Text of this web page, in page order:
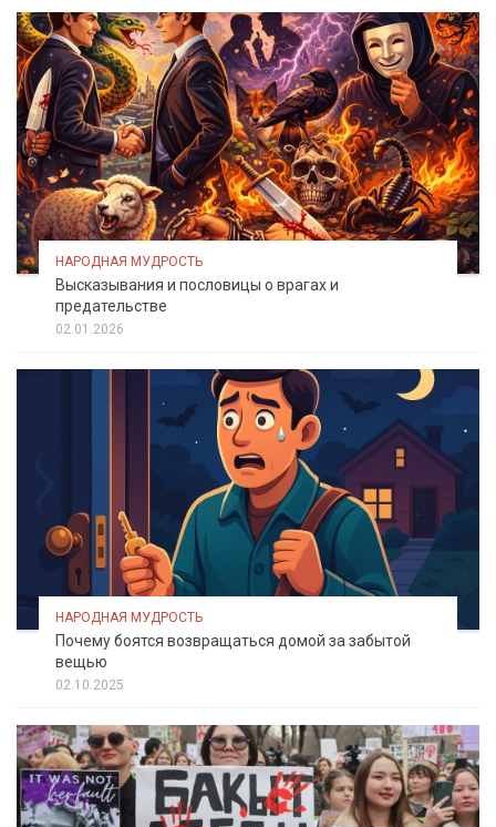
НАРОДНАЯ МУДРОСТЬ
Высказывания и пословицы о врагах и
предательстве
02.01.2026
НАРОДНАЯ МУДРОСТЬ
Почему боятся возвращаться домой за забытой
вещью
02.10.2025